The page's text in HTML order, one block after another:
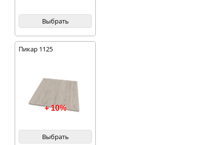
Выбрать
Пикар 1125
+ 10%
Выбрать